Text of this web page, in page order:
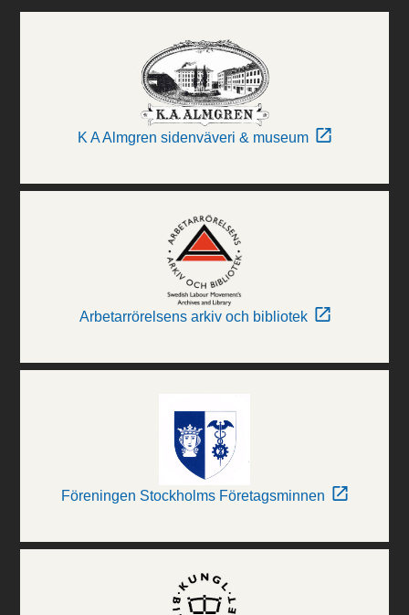
K A Almgren sidenväveri & museum
Arbetarrörelsens arkiv och bibliotek
Föreningen Stockholms Företagsminnen